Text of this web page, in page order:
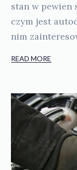
stan w pewien
czym jest
nim
READ MORE